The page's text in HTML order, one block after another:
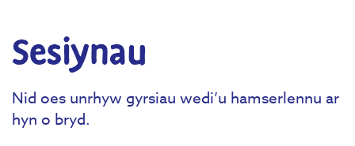
Sesiynau
Nid oes unrhyw gyrsiau wedi’u hamserlennu ar
hyn o bryd.